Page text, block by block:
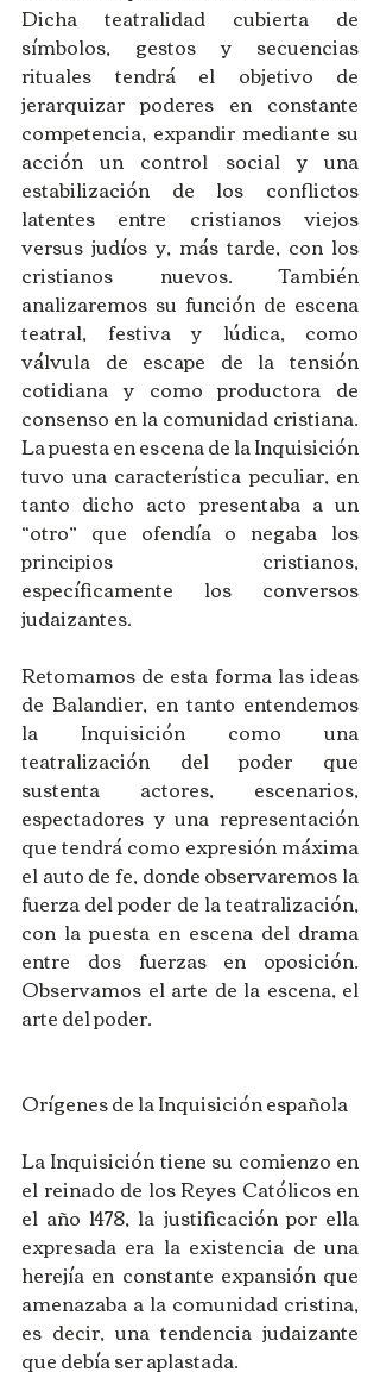
Dicha teatralidad cubierta de
símbolos, gestos y secuencias
rituales tendrá el objetivo de
jerarquizar poderes en constante
competencia, expandir mediante su
acción un control social y una
estabilización de los conflictos
latentes entre cristianos viejos
versus judíos y, más tarde, con los
cristianos nuevos. También
analizaremos su función de escena
teatral, festiva y lúdica, como
válvula de escape de la tensión
cotidiana y como productora de
consenso en la comunidad cristiana.
La puesta en escena de la Inquisición
tuvo una característica peculiar, en
tanto dicho acto presentaba a un
“otro” que ofendía o negaba los
principios cristianos,
específicamente los conversos
judaizantes.
Retomamos de esta forma las ideas
de Balandier, en tanto entendemos
la Inquisición como una
teatralización del poder que
sustenta actores, escenarios,
espectadores y una representación
que tendrá como expresión máxima
el auto de fe, donde observaremos la
fuerza del poder de la teatralización,
con la puesta en escena del drama
entre dos fuerzas en oposición.
Observamos el arte de la escena, el
arte del poder.
Orígenes de la Inquisición española
La Inquisición tiene su comienzo en
el reinado de los Reyes Católicos en
el año 1478, la justificación por ella
expresada era la existencia de una
herejía en constante expansión que
amenazaba a la comunidad cristina,
es decir, una tendencia judaizante
que debía ser aplastada.